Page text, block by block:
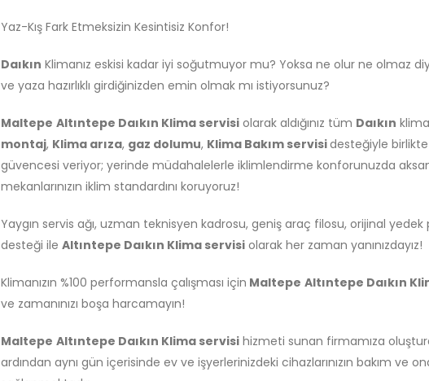
Yaz-Kış Fark Etmeksizin Kesintisiz Konfor!
Daıkın Klimanız eskisi kadar iyi soğutmuyor mu? Yoksa ne olur ne olmaz
ve yaza hazırlıklı girdiğinizden emin olmak mı istiyorsunuz?
Maltepe Altıntepe Daıkın Klima servisiolarak aldığınız tüm Daıkın
montaj, Klima arıza, gaz dolumu, Klima Bakım servisidesteğiyle birlikte
güvencesi veriyor; yerinde müdahalelerle iklimlendirme konforunuzda
mekanlarınızın iklim standardını koruyoruz!
Yaygın servis ağı, uzman teknisyen kadrosu, geniş araç filosu, orijinal
desteği ile Altıntepe Daıkın Klima servisiolarak her zaman yanınızdayız!
Klimanızın %100 performansla çalışması için Maltepe Altıntepe Daıkın
ve zamanınızı boşa harcamayın!
Maltepe Altıntepe Daıkın Klima servisihizmeti sunan firmamıza
ardından aynı gün içerisinde ev ve işyerlerinizdeki cihazlarınızın bakım ve